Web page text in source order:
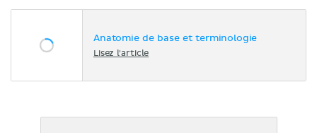
Anatomie de base et terminologie
Lisez l'article